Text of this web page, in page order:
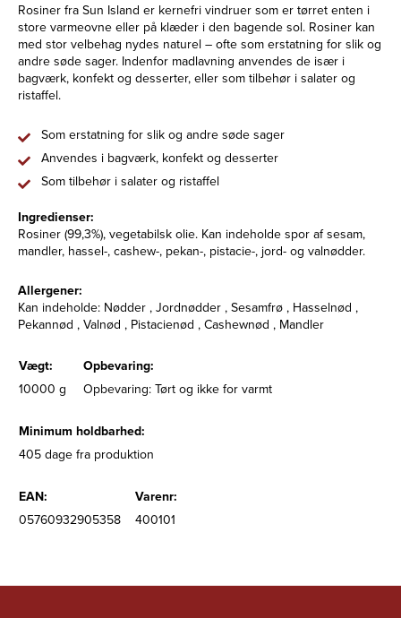
Rosiner fra Sun Island er kernefri vindruer som er tørret enten i
store varmeovne eller på klæder i den bagende sol. Rosiner kan
med stor velbehag nydes naturel – ofte som erstatning for slik og
andre søde sager. Indenfor madlavning anvendes de især i
bagværk, konfekt og desserter, eller som tilbehør i salater og
ristaffel.
Som erstatning for slik og andre søde sager
Anvendes i bagværk, konfekt og desserter
Som tilbehør i salater og ristaffel
Ingredienser:
Rosiner (99,3%), vegetabilsk olie. Kan indeholde spor af sesam,
mandler, hassel-, cashew-, pekan-, pistacie-, jord- og valnødder.
Allergener:
Kan indeholde: Nødder , Jordnødder , Sesamfrø , Hasselnød ,
Pekannød , Valnød , Pistacienød , Cashewnød , Mandler
Vægt:
Opbevaring:
10000 g
Opbevaring: Tørt og ikke for varmt
Minimum holdbarhed:
405 dage fra produktion
EAN:
Varenr:
05760932905358
400101